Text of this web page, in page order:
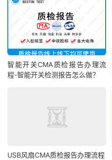
智能开关CMA质检报告办理流
程-智能开关检测报告怎么做？
USB风扇CMA质检报告办理流程